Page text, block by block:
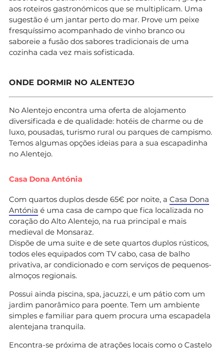
aos roteiros gastronómicos que se multiplicam. Uma
sugestão é um jantar perto do mar. Prove um peixe
fresquíssimo acompanhado de vinho branco ou
saboreie a fusão dos sabores tradicionais de uma
cozinha cada vez mais sofisticada.
ONDE DORMIR NO ALENTEJO
No Alentejo encontra uma oferta de alojamento
diversificada e de qualidade: hotéis de charme ou de
luxo, pousadas, turismo rural ou parques de campismo.
Temos algumas opções ideias para a sua escapadinha
no Alentejo.
Casa Dona Antónia
Com quartos duplos desde 65€ por noite, a Casa Dona
Antónia é uma casa de campo que fica localizada no
coração do Alto Alentejo, na rua principal e mais
medieval de Monsaraz.
Dispõe de uma suite e de sete quartos duplos rústicos,
todos eles equipados com TV cabo, casa de balho
privativa, ar condicionado e com serviços de pequenos-
almoços regionais.
Possui ainda piscina, spa, jacuzzi, e um pátio com um
jardim panorâmico para poente. Tem um ambiente
simples e familiar para quem procura uma escapadela
alentejana tranquila.
Encontra-se próxima de atrações locais como o Castelo